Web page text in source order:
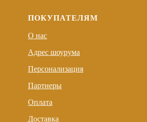
ПОКУПАТЕЛЯМ
О нас
Адрес шоурума
Персонализация
Партнеры
Оплата
Доставка